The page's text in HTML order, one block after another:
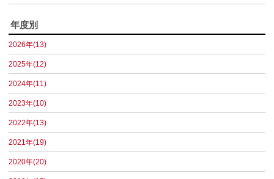
年度別
2026年(13)
2025年(12)
2024年(11)
2023年(10)
2022年(13)
2021年(19)
2020年(20)